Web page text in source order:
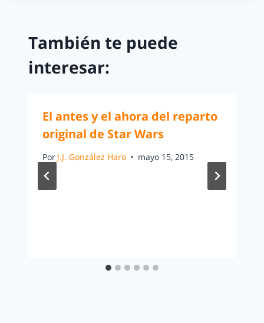
También te puede
interesar:
El antes y el ahora del reparto
original de Star Wars
Por J.J. González Haro mayo 15, 2015